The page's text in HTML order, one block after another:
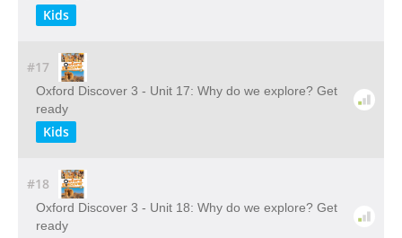
Kids
#17
Oxford Discover 3 - Unit 17: Why do we explore? Get
ready
Kids
#18
Oxford Discover 3 - Unit 18: Why do we explore? Get
ready